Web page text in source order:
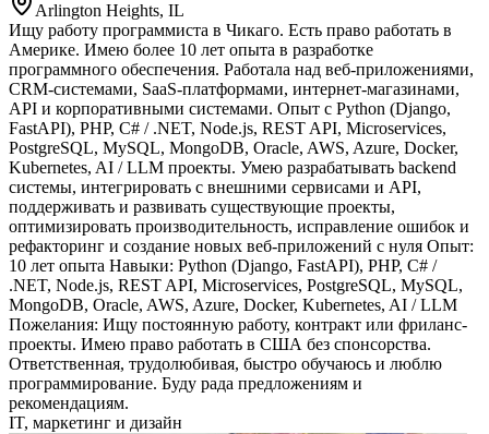
Arlington Heights, IL
Ищу работу программиста в Чикаго. Есть право работать в
Америке. Имею более 10 лет опыта в разработке
программного обеспечения. Работала над веб-приложениями,
CRM-системами, SaaS-платформами, интернет-магазинами,
API и корпоративными системами. Опыт с Python (Django,
FastAPI), PHP, C# / .NET, Node.js, REST API, Microservices,
PostgreSQL, MySQL, MongoDB, Oracle, AWS, Azure, Docker,
Kubernetes, AI / LLM проекты. Умею разрабатывать backend
системы, интегрировать с внешними сервисами и API,
поддерживать и развивать существующие проекты,
оптимизировать производительность, исправление ошибок и
рефакторинг и создание новых веб-приложений с нуля Опыт:
10 лет опыта Навыки: Python (Django, FastAPI), PHP, C# /
.NET, Node.js, REST API, Microservices, PostgreSQL, MySQL,
MongoDB, Oracle, AWS, Azure, Docker, Kubernetes, AI / LLM
Пожелания: Ищу постоянную работу, контракт или фриланс-
проекты. Имею право работать в США без спонсорства.
Ответственная, трудолюбивая, быстро обучаюсь и люблю
программирование. Буду рада предложениям и
рекомендациям.
IT, маркетинг и дизайн